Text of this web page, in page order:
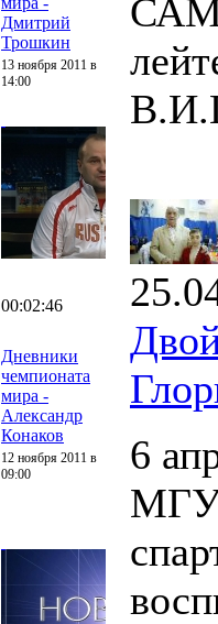
Дмитрий
Трошкин
13 ноября 2011 в
14:00
00:02:46
Дневники
чемпионата
мира -
Александр
Конаков
12 ноября 2011 в
09:00
6